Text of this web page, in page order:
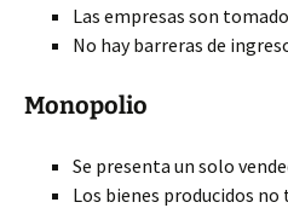
Las empresas son
No hay barreras de
Monopolio
Se presenta un solo
Los bienes producidos